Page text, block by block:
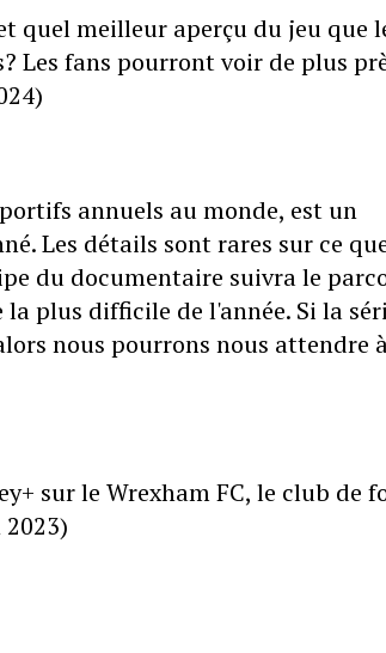
quel meilleur aperçu du jeu que
Les fans pourront voir de plus
annuels au monde, est un
Les détails sont rares sur ce
du documentaire suivra le
plus difficile de l'année. Si la
nous pourrons nous attendre
sur le Wrexham FC, le club de